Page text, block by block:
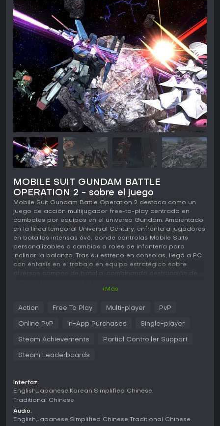
MOBILE SUIT GUNDAM BATTLE
OPERATION 2 - sobre el juego
Mobile Suit Gundam Battle Operation 2 destaca como un
juego de acción multijugador free-to-play centrado en
combates por equipos en el universo Gundam. Ambientado
en la línea temporal Universal Century, enfrenta a jugadores
en batallas intensas 6v6, donde controlas Mobile Suits
personalizables o cambias a roles de infantería para
inclinar la balanza. Tras su estreno en consolas, llegó a PC
con énfasis en el trabajo en equipo estratégico sobre
diversos campos de batalla, combinando destrucción de
En Mobile Suit Gundam Battle Operation 2, la experiencia
gira en torno a pilotar Mobile Suits en enfrentamientos
habilidades únicas, y te lanzas a combates que fusionan
potenciadores de movilidad. Las partidas se desarrollan en
Una mecánica clave permite eyectar del traje para combatir
como infantería, lo que habilita acciones como plantar
bombas en bases enemigas o solicitar ataques de apoyo.
El progreso se basa en ganar Deployment Points por
partida para desbloquear nuevos trajes, que luego mejoras
+Más
Action Free To Play Multi-player PvP
Online PvP In-App Purchases Single-player
Steam Achievements Partial Controller Support
Steam Leaderboards
Interfaz:
English Japanese Korean Simplified Chinese
Traditional Chinese
Audio:
English Japanese Simplified Chinese Traditional Chinese